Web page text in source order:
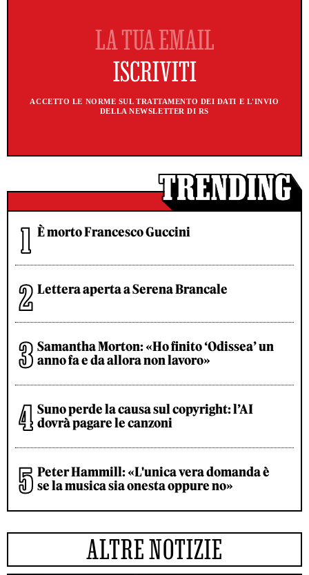
ACCETTO LE NORME SUL TRATTAMENTO DEI DATI E L'INVIO
DELLA NEWSLETTER DI RS
È morto Francesco Guccini
Lettera aperta a Serena Brancale
Samantha Morton: «Ho finito ‘Odissea’ un
anno fa e da allora non lavoro»
Suno perde la causa sul copyright: l’AI
dovrà pagare le canzoni
Peter Hammill: «L'unica vera domanda è
se la musica sia onesta oppure no»
ALTRE NOTIZIE